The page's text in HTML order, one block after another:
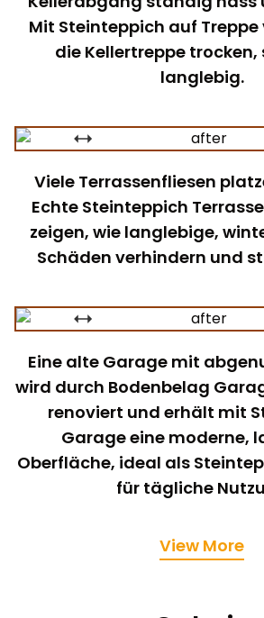
Mit Steinteppich auf
die Kellertreppe trocken,
langlebig.
Viele Terrassenfliesen
Echte Steinteppich
zeigen, wie langlebige,
Schäden verhindern und
Eine alte Garage mit
wird durch Bodenbelag
renoviert und erhält mit
Garage eine moderne,
Oberfläche, ideal als
für tägliche
View More